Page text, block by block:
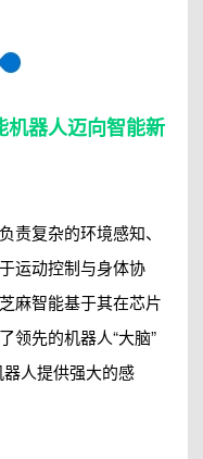
机器人迈向智能新
责复杂的环境感知、
运动控制与身体协
麻智能基于其在芯片
领先的机器人“大脑”
器人提供强大的感